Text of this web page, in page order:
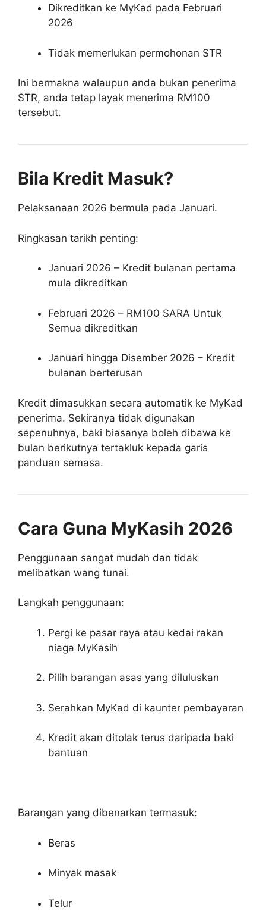
Dikreditkan ke MyKad pada Februari
2026
Tidak memerlukan permohonan STR
Ini bermakna walaupun anda bukan penerima
STR, anda tetap layak menerima RM100
tersebut.
Bila Kredit Masuk?
Pelaksanaan 2026 bermula pada Januari.
Ringkasan tarikh penting:
Januari 2026 – Kredit bulanan pertama
mula dikreditkan
Februari 2026 – RM100 SARA Untuk
Semua dikreditkan
Januari hingga Disember 2026 – Kredit
bulanan berterusan
Kredit dimasukkan secara automatik ke MyKad
penerima. Sekiranya tidak digunakan
sepenuhnya, baki biasanya boleh dibawa ke
bulan berikutnya tertakluk kepada garis
panduan semasa.
Cara Guna MyKasih 2026
Penggunaan sangat mudah dan tidak
melibatkan wang tunai.
Langkah penggunaan:
Pergi ke pasar raya atau kedai rakan
niaga MyKasih
Pilih barangan asas yang diluluskan
Serahkan MyKad di kaunter pembayaran
Kredit akan ditolak terus daripada baki
bantuan
Barangan yang dibenarkan termasuk:
Beras
Minyak masak
Telur